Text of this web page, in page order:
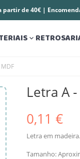
partir de 40€ |

Letra A
0,11 €
Letra em
Tamanho: